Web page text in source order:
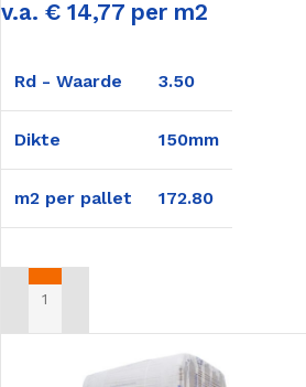
NIEUW
v.a. € 14,77 per m2
Rd - Waarde 3.50
Dikte 150mm
m2 per pallet 172.80
TOEVOEGEN AAN WINKELWAGEN